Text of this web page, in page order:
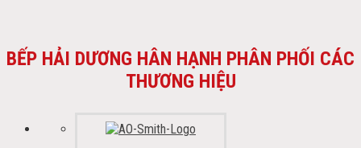
BẾP HẢI DƯƠNG HÂN HẠNH PHÂN PHỐI CÁC
THƯƠNG HIỆU